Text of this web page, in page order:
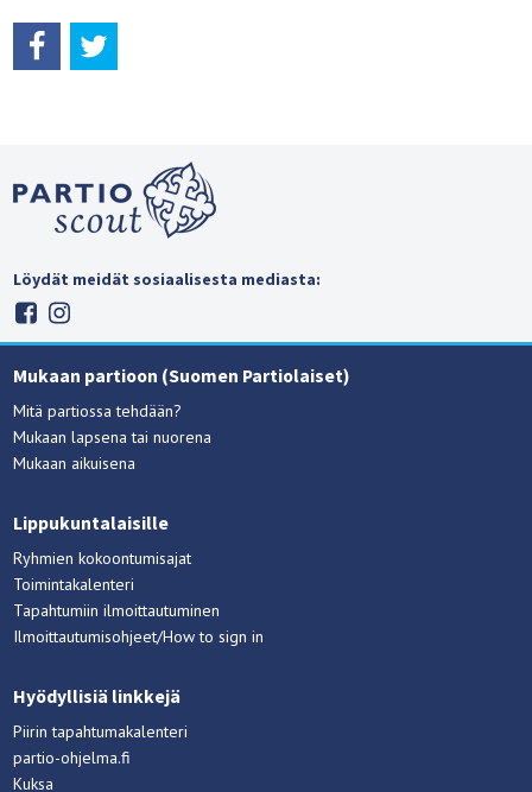
Löydät meidät sosiaalisesta mediasta:
Mukaan partioon (Suomen Partiolaiset)
Mitä partiossa tehdään?
Mukaan lapsena tai nuorena
Mukaan aikuisena
Lippukuntalaisille
Ryhmien kokoontumisajat
Toimintakalenteri
Tapahtumiin ilmoittautuminen
Ilmoittautumisohjeet/How to sign in
Hyödyllisiä linkkejä
Piirin tapahtumakalenteri
partio-ohjelma.fi
Kuksa